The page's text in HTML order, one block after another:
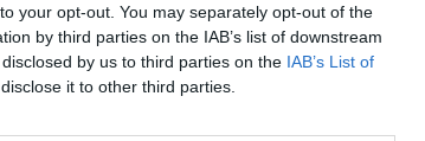
your opt-out. You may separately opt-out of the
by third parties on the IAB’s list of downstream
by us to third parties on the IAB’s List of
it to other third parties.
PRENUMERERA PÅ
KRIMINALVÅRDSMAGASINETS
NYHETSBREV